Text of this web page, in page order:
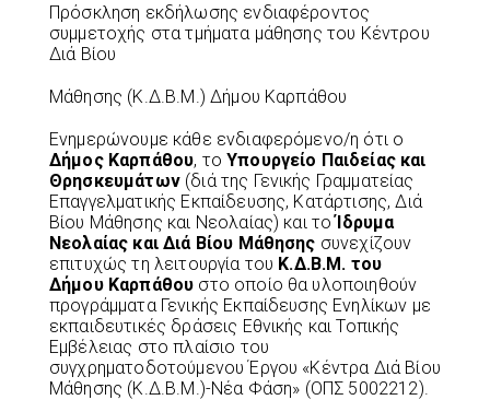
Πρόσκληση εκδήλωσης ενδιαφέροντος
συμμετοχής στα τμήματα μάθησης του Κέντρου
Διά Βίου
Μάθησης (Κ.Δ.Β.Μ.) Δήμου Καρπάθου
Ενημερώνουμε κάθε ενδιαφερόμενο/η ότι ο
Δήμος Καρπάθου, τοΥπουργείο Παιδείας και
Θρησκευμάτων(διά της Γενικής Γραμματείας
Επαγγελματικής Εκπαίδευσης, Κατάρτισης, Διά
Βίου Μάθησης και Νεολαίας) και τοΊδρυμα
Νεολαίας και Διά Βίου Μάθησης συνεχίζουν
επιτυχώς τη λειτουργία του Κ.Δ.Β.Μ. του
Δήμου Καρπάθου στο οποίο θα υλοποιηθούν
προγράμματα Γενικής Εκπαίδευσης Ενηλίκων με
εκπαιδευτικές δράσεις Εθνικής και Τοπικής
Εμβέλειας στο πλαίσιο του
συγχρηματοδοτούμενου Έργου «Κέντρα Διά Βίου
Μάθησης (Κ.Δ.Β.Μ.)-Νέα Φάση» (ΟΠΣ 5002212).